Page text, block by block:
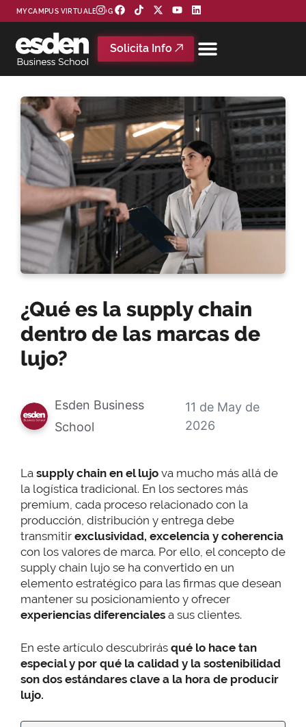
MYCAMPUS VIRTUAL BLOG
Solicita Info
¿Qué es la supply chain
dentro de las marcas de
lujo?
Esden Business
School
11 de May de
2026
La supply chain en el lujo va mucho más allá de
la logística tradicional. En los sectores más
premium, cada proceso relacionado con la
producción, distribución y entrega debe
transmitir exclusividad, excelencia y coherencia
con los valores de marca. Por ello, el concepto de
supply chain lujo se ha convertido en un
elemento estratégico para las firmas que desean
mantener su posicionamiento y ofrecer
experiencias diferenciales a sus clientes.
En este artículo descubrirás qué lo hace tan
especial y por qué la calidad y la sostenibilidad
son dos estándares clave a la hora de producir
lujo.